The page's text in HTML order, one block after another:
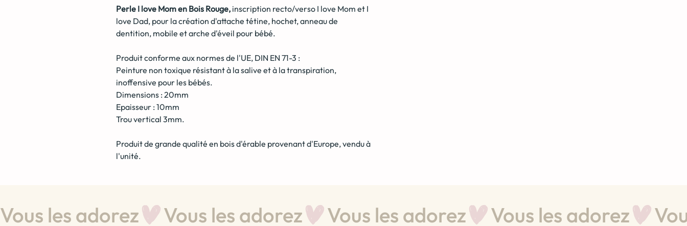
Perle I love Mom en Bois Rouge, inscription recto/verso I love Mom et I
love Dad, pour la création d'attache tétine, hochet, anneau de
dentition, mobile et arche d'éveil pour bébé.
Produit conforme aux normes de l'UE, DIN EN 71-3 :
Peinture non toxique résistant à la salive et à la transpiration,
inoffensive pour les bébés.
Dimensions : 20mm
Epaisseur : 10mm
Trou vertical 3mm.
Produit de grande qualité en bois d'érable provenant d'Europe, vendu à
l'unité.
Vous les adorez